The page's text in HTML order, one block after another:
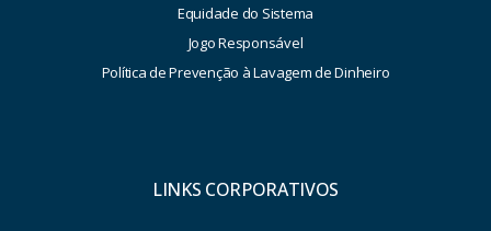
Equidade do Sistema
Jogo Responsável
Política de Prevenção à Lavagem de Dinheiro
LINKS CORPORATIVOS